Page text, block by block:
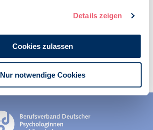
Details zeigen
Cookies zulassen
Nur notwendige Cookies